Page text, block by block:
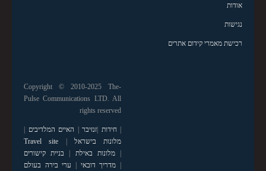
אודות
נגישות
רכישת מאמרי קידום אתרים
Copyright © 2010-2025 The-
Pulse Communications LTD. All
rights reserved
|חידות |זנזיבר | האיים המלדיבים |
מלונות בישראל |
Travel site
|מלונות באילת | בניית קישורים
| מדריך דובאי | ערי בירה בעולם